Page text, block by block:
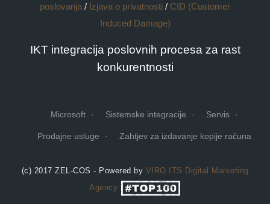
poslovanja / Izjava o privatnosti / CID (Customer
Induced Damage)
IKT integracija poslovnih procesa za rast
konkurentnosti
Microsoft Sistemske integracije Servis
Prodajne usluge Zahtjev za izdavanje kopije računa
(c) 2017 ZEL-COS - Powered by VIRO ITS Digital Marketing
Agency